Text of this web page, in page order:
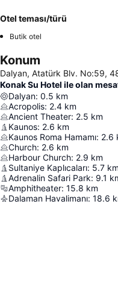
Otel teması/türü
Butik otel
Konum
Dalyan, Atatürk Blv. No:59,
Konak Su Hotel ile olan
Dalyan: 0.5 km
Acropolis: 2.4 km
Ancient Theater: 2.5 km
Kaunos: 2.6 km
Kaunos Roma Hamamı: 2.6
Church: 2.6 km
Harbour Church: 2.9 km
Sultaniye Kaplıcaları: 5.7 km
Adrenalin Safari Park: 9.1
Amphitheater: 15.8 km
Dalaman Havalimanı: 18.6